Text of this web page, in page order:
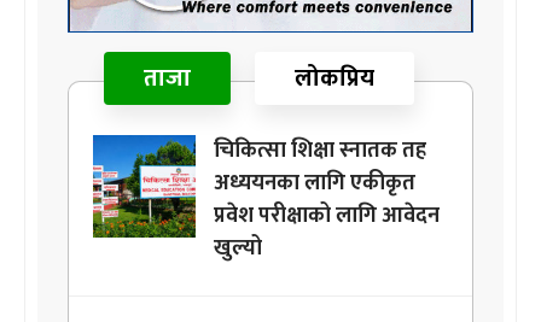
ताजा लोकप्रिय
चिकित्सा शिक्षा स्नातक तह
अध्ययनका लागि एकीकृत
प्रवेश परीक्षाको लागि आवेदन
खुल्यो